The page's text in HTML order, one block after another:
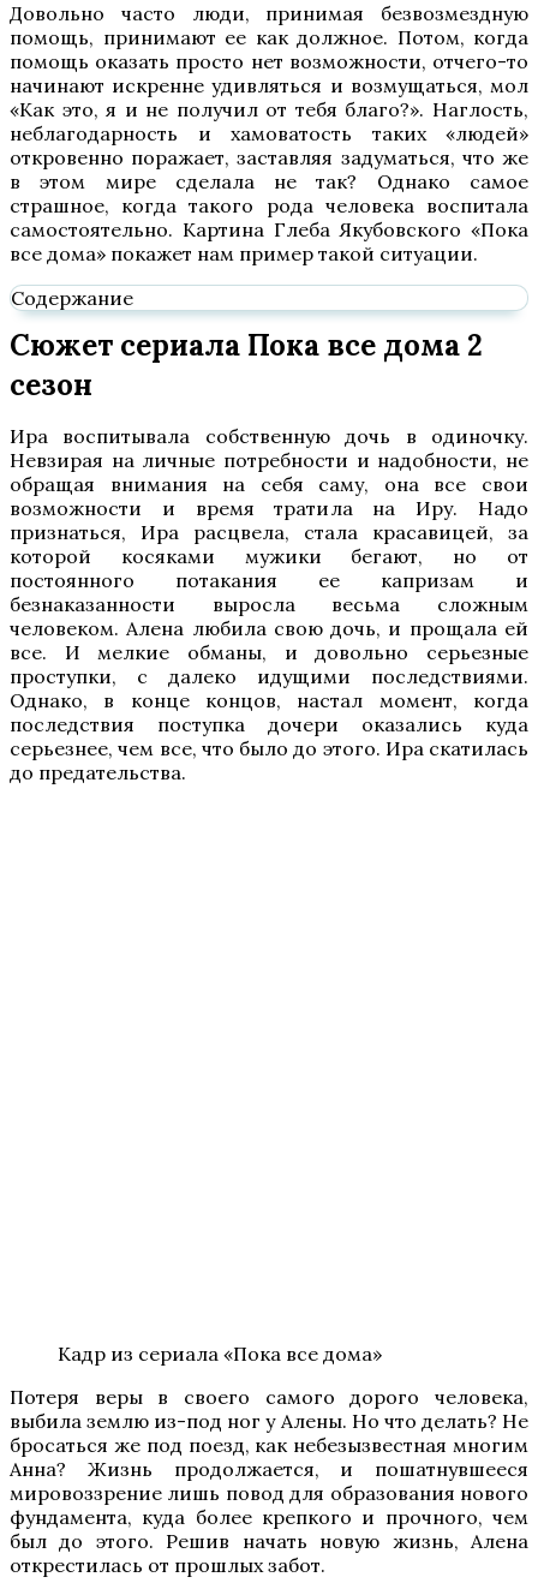
Довольно часто люди, принимая безвозмездную
помощь, принимают ее как должное. Потом, когда
помощь оказать просто нет возможности, отчего-то
начинают искренне удивляться и возмущаться, мол
«Как это, я и не получил от тебя благо?». Наглость,
неблагодарность и хамоватость таких «людей»
откровенно поражает, заставляя задуматься, что же
в этом мире сделала не так? Однако самое
страшное, когда такого рода человека воспитала
самостоятельно. Картина Глеба Якубовского «Пока
все дома» покажет нам пример такой ситуации.
Содержание
Сюжет сериала Пока все дома 2
сезон
Ира воспитывала собственную дочь в одиночку.
Невзирая на личные потребности и надобности, не
обращая внимания на себя саму, она все свои
возможности и время тратила на Иру. Надо
признаться, Ира расцвела, стала красавицей, за
которой косяками мужики бегают, но от
постоянного потакания ее капризам и
безнаказанности выросла весьма сложным
человеком. Алена любила свою дочь, и прощала ей
все. И мелкие обманы, и довольно серьезные
проступки, с далеко идущими последствиями.
Однако, в конце концов, настал момент, когда
последствия поступка дочери оказались куда
серьезнее, чем все, что было до этого. Ира скатилась
до предательства.
Кадр из сериала «Пока все дома»
Потеря веры в своего самого дорого человека,
выбила землю из-под ног у Алены. Но что делать? Не
бросаться же под поезд, как небезызвестная многим
Анна? Жизнь продолжается, и пошатнувшееся
мировоззрение лишь повод для образования нового
фундамента, куда более крепкого и прочного, чем
был до этого. Решив начать новую жизнь, Алена
открестилась от прошлых забот.